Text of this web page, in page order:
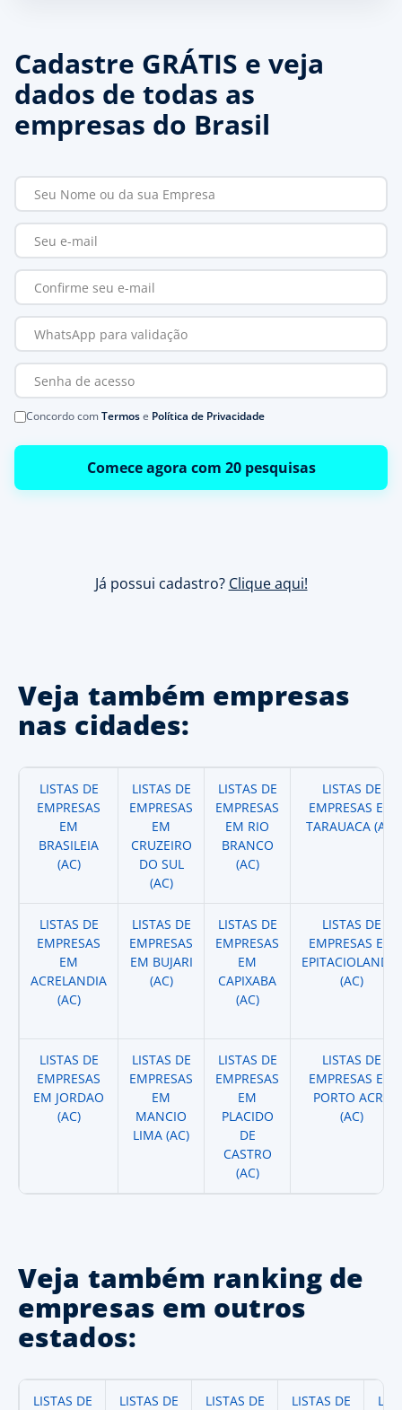
Cadastre GRÁTIS e veja
dados de todas as
empresas do Brasil
Concordo comTermose Política de Privacidade
Comece agora com 20 pesquisas
Já possui cadastro? Clique aqui!
Veja também empresas
nas cidades:
LISTAS DE
EMPRESAS
EM
BRASILEIA
(AC)
LISTAS DE
EMPRESAS
EM
CRUZEIRO
DO SUL
(AC)
LISTAS DE
EMPRESAS
EM RIO
BRANCO
(AC)
LISTAS DE
EMPRESAS EM
TARAUACA (AC)
LISTAS DE
EMPRESAS
EM
ACRELANDIA
(AC)
LISTAS DE
EMPRESAS
EM BUJARI
(AC)
LISTAS DE
EMPRESAS
EM
CAPIXABA
(AC)
LISTAS DE
EMPRESAS EM
EPITACIOLANDIA
(AC)
LISTAS DE
EMPRESAS
EM JORDAO
(AC)
LISTAS DE
EMPRESAS
EM
MANCIO
LIMA (AC)
LISTAS DE
EMPRESAS
EM
PLACIDO
DE
CASTRO
(AC)
LISTAS DE
EMPRESAS EM
PORTO ACRE
(AC)
Veja também ranking de
empresas em outros
estados:
LISTAS DE
LISTAS DE
LISTAS DE
LISTAS DE